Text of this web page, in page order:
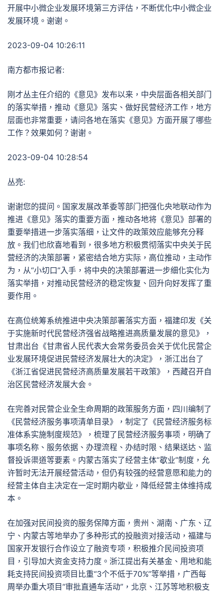
开展中小微企业发展环境第三方评估，不断优化中小微企业
发展环境。谢谢。
2023-09-04 10:26:11
南方都市报记者:
刚才丛主任介绍的《意见》发布以来，中央层面各相关部门
的落实举措，推动《意见》落实、做好民营经济工作，地方
层面也非常重要，请问各地在落实《意见》方面开展了哪些
工作？效果如何？谢谢。
2023-09-04 10:28:54
丛亮:
谢谢您的提问。国家发展改革委等部门把强化央地联动作为
推进《意见》落实的重要方面，推动各地将《意见》部署的
重要举措进一步落实落细，让文件的政策效应能够充分释
放。我们也欣喜地看到，很多地方积极贯彻落实中央关于民
营经济的决策部署，紧密结合地方实际，高位推动，主动作
为，从“小切口”入手，将中央的决策部署进一步细化实化为
落实举措，对推动民营经济的稳定恢复、回升向好发挥了重
要作用。
在高位统筹系统推进中央决策部署落实方面，福建印发《关
于实施新时代民营经济强省战略推进高质量发展的意见》，
甘肃出台《甘肃省人民代表大会常务委员会关于优化民营企
业发展环境促进民营经济发展壮大的决定》，浙江出台了
《浙江省促进民营经济高质量发展若干政策》，西藏召开自
治区民营经济发展大会。
在完善对民营企业全生命周期的政策服务方面，四川编制了
《民营经济服务事项清单目录》，制定了《民营经济服务标
准体系实施制度规范》，梳理了民营经济服务事项，明确了
事项名称、服务依据、办理流程、办结时限、结果送达、监
督投诉渠道等要素。内蒙古落实了经营主体“歇业”制度，允
许暂时无法开展经营活动，但仍有较强的经营意愿和能力的
经营主体自主决定在一定时期内歇业，降低经营主体维持成
本。
在加强对民间投资的服务保障方面，贵州、湖南、广东、辽
宁、内蒙古等地举办了多种形式的投融资对接活动，福建与
国家开发银行合作设立了融资专项，积极推介民间投资项
目，引导加大资金支持力度。浙江提出有关基金、用地和能
耗支持民间投资项目比重“3个不低于70%”等举措，广西每
周举办重大项目“审批直通车活动”，北京、江苏等地积极支